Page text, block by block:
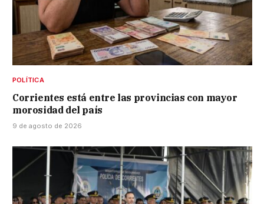
POLÍTICA
Corrientes está entre las provincias con mayor
morosidad del país
9 de agosto de 2026